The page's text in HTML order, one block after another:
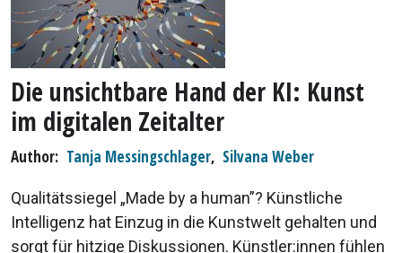
Die unsichtbare Hand der KI: Kunst
im digitalen Zeitalter
Author Tanja Messingschlager, Silvana Weber
Qualitätssiegel „Made by a human”? Künstliche
Intelligenz hat Einzug in die Kunstwelt gehalten und
sorgt für hitzige Diskussionen. Künstler:innen fühlen